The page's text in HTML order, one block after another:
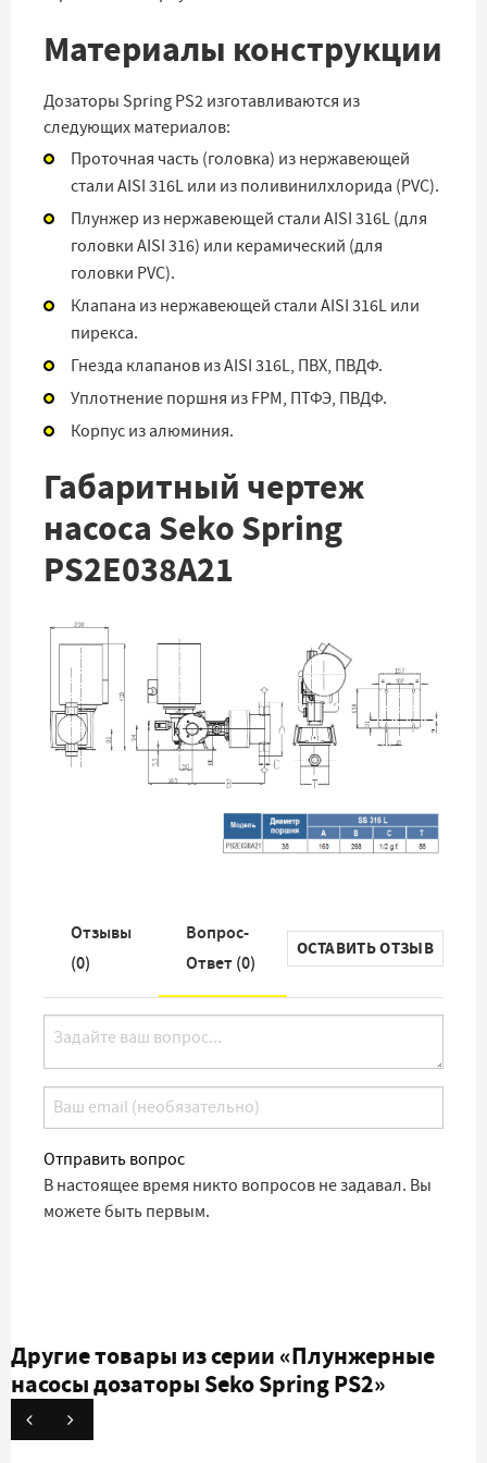
Материалы конструкции
Дозаторы Spring PS2 изготавливаются из
следующих материалов:
Проточная часть (головка) из нержавеющей
стали AISI 316L или из поливинилхлорида (PVC).
Плунжер из нержавеющей стали AISI 316L (для
головки AISI 316) или керамический (для
головки PVC).
Клапана из нержавеющей стали AISI 316L или
пирекса.
Гнезда клапанов из AISI 316L, ПВХ, ПВДФ.
Уплотнение поршня из FPM, ПТФЭ, ПВДФ.
Корпус из алюминия.
Габаритный чертеж
насоса Seko Spring
PS2E038A21
Отзывы
(0)
Вопрос-
Ответ (0)
ОСТАВИТЬ ОТЗЫВ
Отправить вопрос
В настоящее время никто вопросов не задавал. Вы
можете быть первым.
Другие товары из серии«Плунжерные
насосы дозаторы Seko Spring PS2»